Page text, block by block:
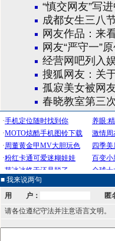
“慎交网友”写
成都女生三八
网友作品：来
网友“严守一”
经营网吧列入
搜狐网友：关
孤寂美女被网
春晓教室第三
■ 我来说两句
用 户：
匿
请各位遵纪守法并注意语言文明。